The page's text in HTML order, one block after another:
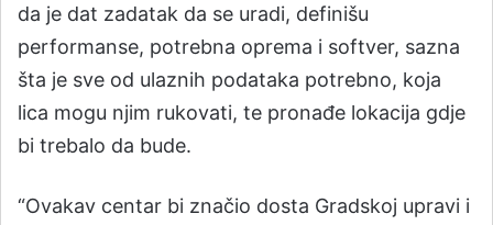
da je dat zadatak da se uradi, definišu
performanse, potrebna oprema i softver, sazna
šta je sve od ulaznih podataka potrebno, koja
lica mogu njim rukovati, te pronađe lokacija gdje
bi trebalo da bude.
“Ovakav centar bi značio dosta Gradskoj upravi i